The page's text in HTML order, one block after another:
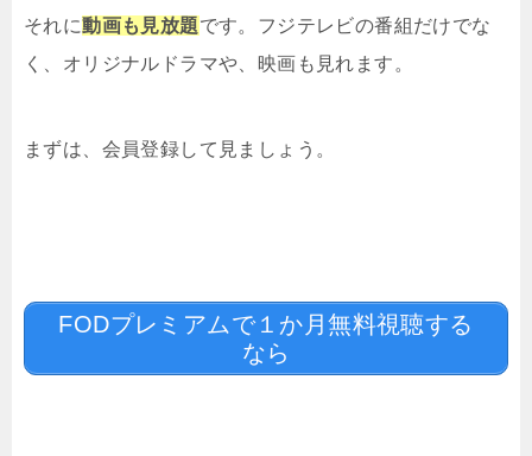
それに動画も見放題です。フジテレビの番組だけでな
く、オリジナルドラマや、映画も見れます。
まずは、会員登録して見ましょう。
FODプレミアムで１か月無料視聴する
なら